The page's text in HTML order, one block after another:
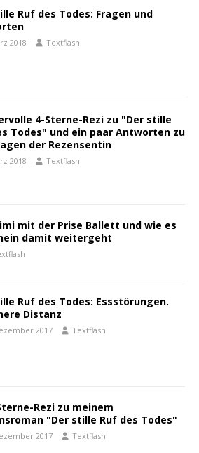
Ruf des Todes: Fragen und
2018 Textflash
4-Sterne-Rezi zu "Der stille
Todes" und ein paar Antworten zu
der Rezensentin
2018 Textflash
mit der Prise Ballett und wie es
damit weitergeht
Ruf des Todes: Essstörungen.
Distanz
2017 Textflash
Rezi zu meinem
"Der stille Ruf des Todes"
2017 Textflash